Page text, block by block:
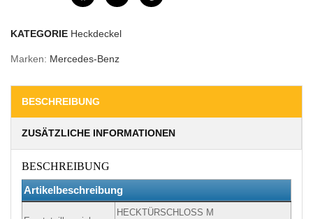
KATEGORIE Heckdeckel
Marken: Mercedes-Benz
BESCHREIBUNG
ZUSÄTZLICHE INFORMATIONEN
BESCHREIBUNG
Artikelbeschreibung
HECKTÜRSCHLOSS M